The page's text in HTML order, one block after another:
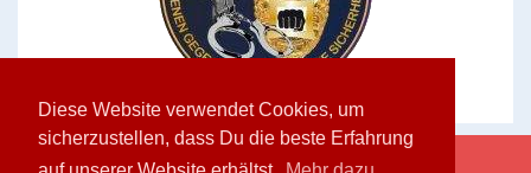
Diese Website verwendet Cookies, um
sicherzustellen, dass Du die beste Erfahrung